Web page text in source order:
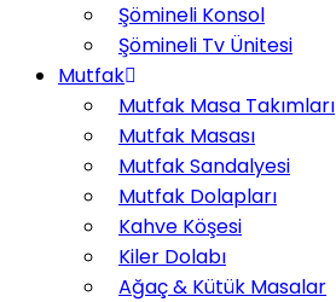
Şömineli Konsol
Şömineli Tv Ünitesi
Mutfak
Mutfak Masa Takımları
Mutfak Masası
Mutfak Sandalyesi
Mutfak Dolapları
Kahve Köşesi
Kiler Dolabı
Ağaç & Kütük Masalar